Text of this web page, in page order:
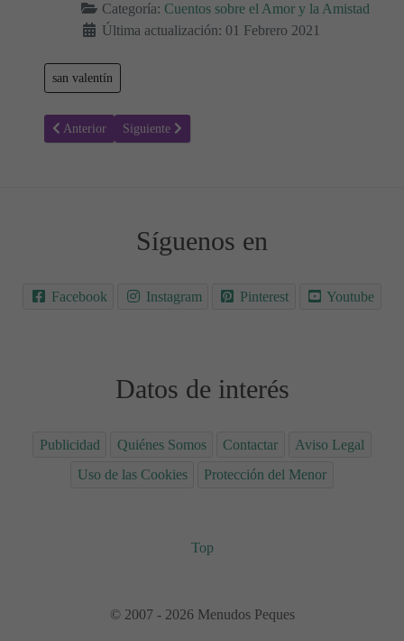
Categoría: Cuentos sobre el Amor y la Amistad
Última actualización: 01 Febrero 2021
san valentín
Artículo anterior: La aventura de la amistad verdadera en Felizlandia
Anterior Artículo siguiente: Los Dos Amigos y el Oso -
Siguiente
Síguenos en
Facebook Instagram Pinterest Youtube
Datos de interés
Publicidad Quiénes Somos Contactar
Aviso Legal
Uso de las Cookies
Protección del Menor
Top
© 2007 - 2026 Menudos Peques